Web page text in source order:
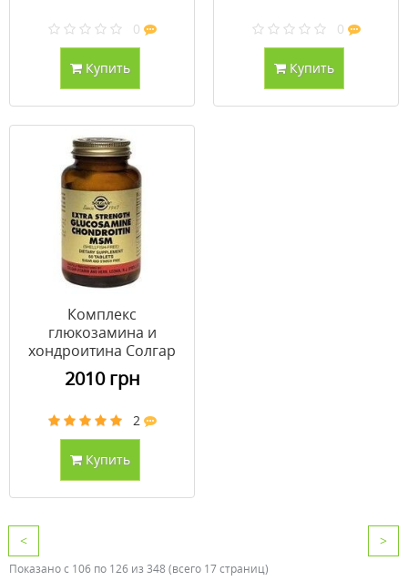
0
Купить
0
Купить
Комплекс
глюкозамина и
хондроитина Солгар
таблетки №60
2010 грн
2
Купить
< >
Показано с 106 по 126 из 348 (всего 17 страниц)